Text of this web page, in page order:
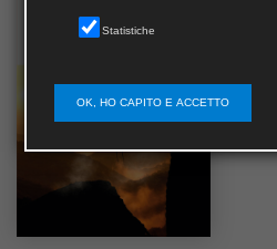
Statistiche
OK, HO CAPITO E ACCETTO